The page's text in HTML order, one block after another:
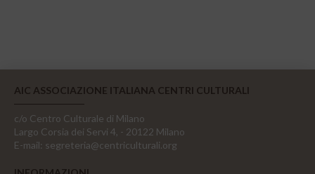
AIC ASSOCIAZIONE ITALIANA CENTRI CULTURALI
c/o Centro Culturale di Milano
Largo Corsia dei Servi 4, - 20122 Milano
E-mail: segreteria@centriculturali.org